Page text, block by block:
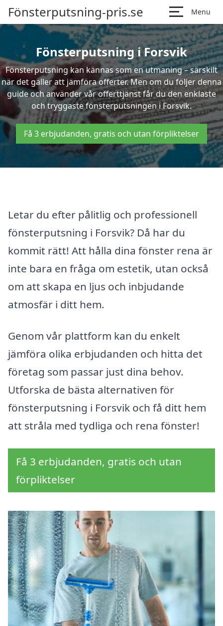
Fönsterputsning-pris.se Menu
Fönsterputsning i Forsvik
Fönsterputsning kan kännas som en utmaning – särskilt
när det gäller att jämföra offerter. Men om du följer denna
guide och använder vår offerttjänst får du den enklaste
och tryggaste fönsterputsningen i Forsvik.
Få 3 erbjudanden, gratis och utan förpliktelser
Letar du efter pålitlig och professionell
fönsterputsning i Forsvik? Då har du
kommit rätt! Att hålla dina fönster rena är
inte bara en fråga om estetik, utan också
om att skapa en ljus och inbjudande
atmosfär i ditt hem.
Genom vår plattform kan du enkelt
jämföra olika erbjudanden och hitta det
företag som passar just dina behov.
Utforska de bästa alternativen för
fönsterputsning i Forsvik och få ditt hem
att stråla med tydliga och rena fönster!
Få 3 erbjudanden, gratis och utan
förpliktelser